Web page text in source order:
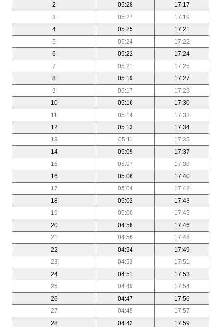
2
05:28
17:17
3
05:27
17:19
4
05:25
17:21
5
05:24
17:22
6
05:22
17:24
7
05:21
17:25
8
05:19
17:27
9
05:17
17:29
10
05:16
17:30
11
05:14
17:32
12
05:13
17:34
13
05:11
17:35
14
05:09
17:37
15
05:07
17:38
16
05:06
17:40
17
05:04
17:42
18
05:02
17:43
19
05:00
17:45
20
04:58
17:46
21
04:56
17:48
22
04:54
17:49
23
04:53
17:51
24
04:51
17:53
25
04:49
17:54
26
04:47
17:56
27
04:45
17:57
28
04:42
17:59